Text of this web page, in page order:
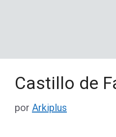
Castillo de
por Arkiplus